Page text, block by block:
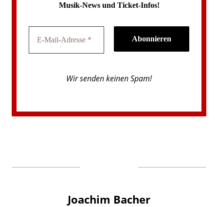
Musik-News und Ticket-Infos!
Wir senden keinen Spam!
Joachim Bacher